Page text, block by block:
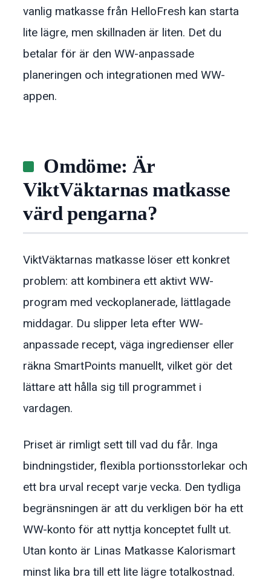
vanlig matkasse från HelloFresh kan starta
lite lägre, men skillnaden är liten. Det du
betalar för är den WW-anpassade
planeringen och integrationen med WW-
appen.
Omdöme: Är
ViktVäktarnas matkasse
värd pengarna?
ViktVäktarnas matkasse löser ett konkret
problem: att kombinera ett aktivt WW-
program med veckoplanerade, lättlagade
middagar. Du slipper leta efter WW-
anpassade recept, väga ingredienser eller
räkna SmartPoints manuellt, vilket gör det
lättare att hålla sig till programmet i
vardagen.
Priset är rimligt sett till vad du får. Inga
bindningstider, flexibla portionsstorlekar och
ett bra urval recept varje vecka. Den tydliga
begränsningen är att du verkligen bör ha ett
WW-konto för att nyttja konceptet fullt ut.
Utan konto är Linas Matkasse Kalorismart
minst lika bra till ett lite lägre totalkostnad.